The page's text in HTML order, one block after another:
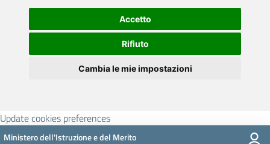
Accetto
Rifiuto
Cambia le mie impostazioni
Update cookies preferences
Ministero dell'Istruzione e del Merito